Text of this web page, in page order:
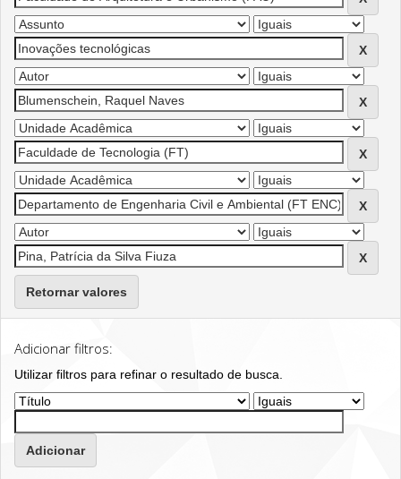
Retornar valores
Adicionar filtros:
Utilizar filtros para refinar o resultado de busca.